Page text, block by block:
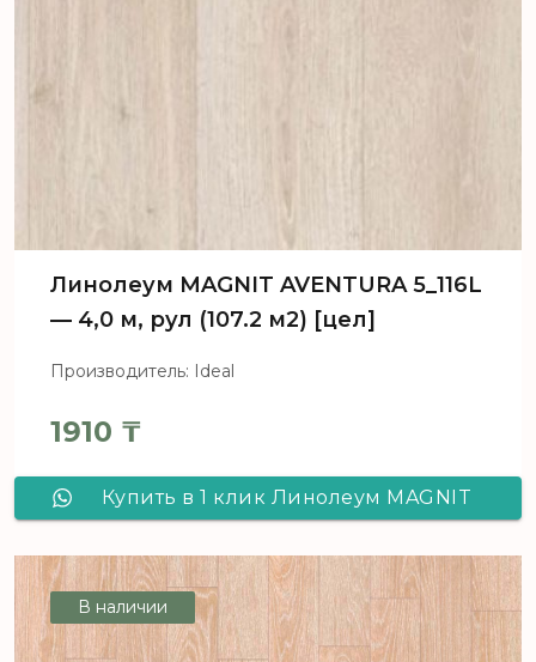
Линолеум MAGNIT AVENTURA 5_116L
— 4,0 м, рул (107.2 м2) [цел]
Производитель: Ideal
1910 ₸
Купить в 1 клик Линолеум MAGNIT
м2) [цел]
В наличии